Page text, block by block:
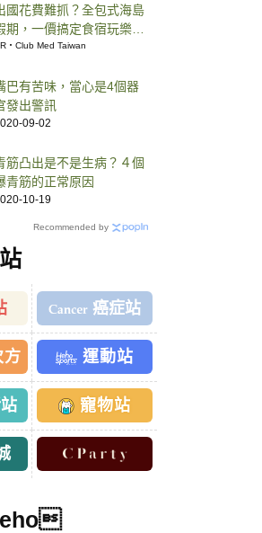
國花費難抓？全包式海島
期，一價搞定食宿玩樂，
錢更省心！
・Club Med Taiwan
巴有苦味，當心是4個器
發出警訊
09-02
筋凸出是不是生病？４個
青筋的正常原因
10-19
Recommended by
癌症站
方 運動站
寵物站